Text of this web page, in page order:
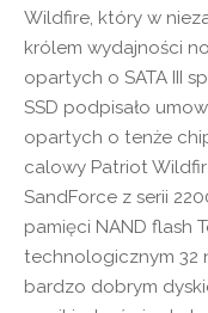
Wildfire, który w
królem wydajności
opartych o SATA III
SSD podpisało
opartych o tenże
calowy Patriot
SandForce z serii
pamięci NAND flash
technologicznym 32
bardzo dobrym